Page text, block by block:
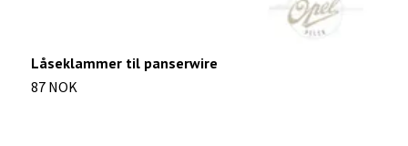
Låseklammer til panserwire
87 NOK